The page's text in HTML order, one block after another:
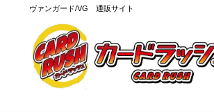
ヴァンガード/VG 通販サイト